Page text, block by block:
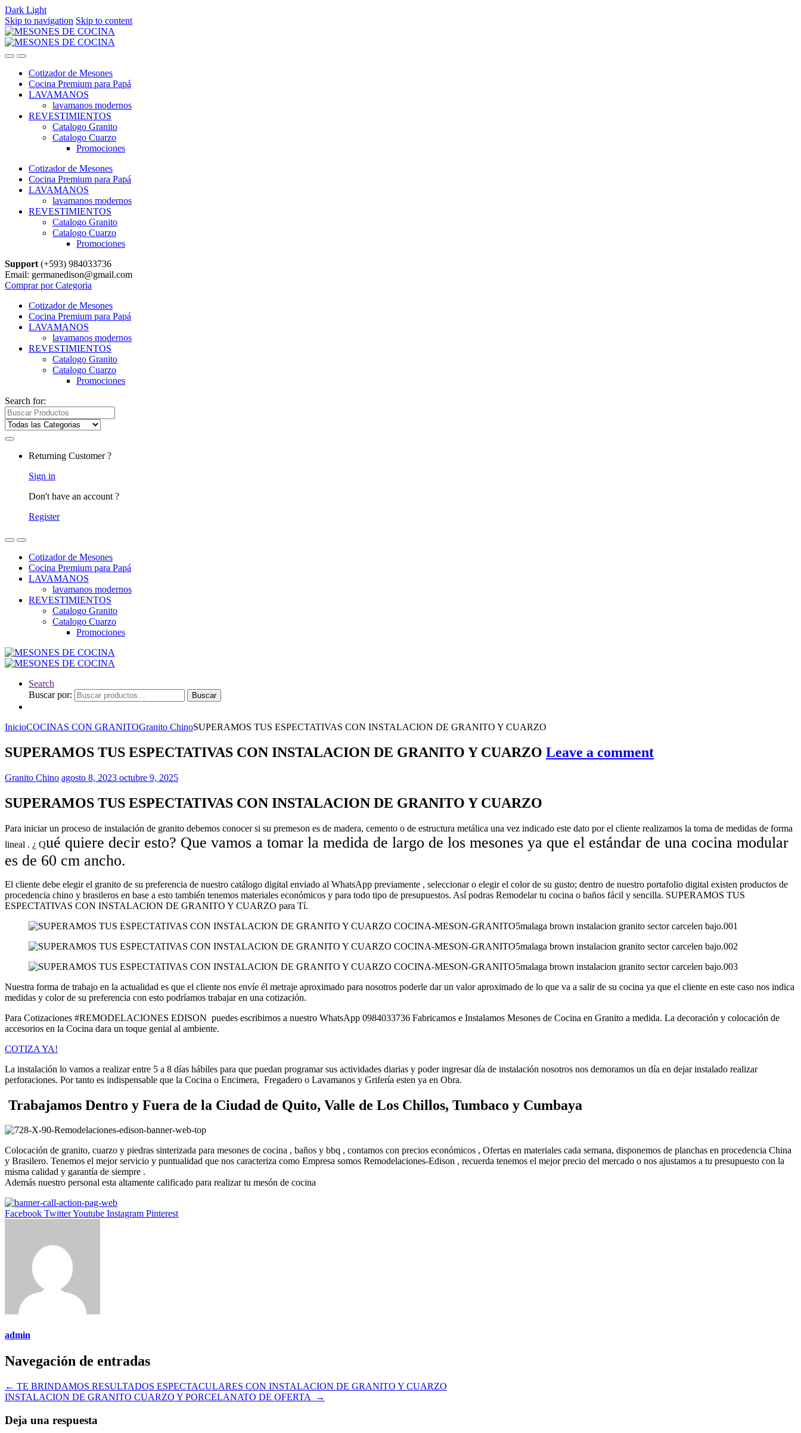
Dark Light
Skip to navigation Skip to content
Cotizador de Mesones
Cocina Premium para Papá
LAVAMANOS
lavamanos modernos
REVESTIMIENTOS
Catalogo Granito
Catalogo Cuarzo
Promociones
Cotizador de Mesones
Cocina Premium para Papá
LAVAMANOS
lavamanos modernos
REVESTIMIENTOS
Catalogo Granito
Catalogo Cuarzo
Promociones
Support (+593) 984033736
Email: germanedison@gmail.com
Comprar por Categoria
Cotizador de Mesones
Cocina Premium para Papá
LAVAMANOS
lavamanos modernos
REVESTIMIENTOS
Catalogo Granito
Catalogo Cuarzo
Promociones
Search for:
Returning Customer ?
Sign in
Don't have an account ?
Register
Cotizador de Mesones
Cocina Premium para Papá
LAVAMANOS
lavamanos modernos
REVESTIMIENTOS
Catalogo Granito
Catalogo Cuarzo
Promociones
Search
Buscar por:
Buscar
InicioCOCINAS CON GRANITOGranito ChinoSUPERAMOS TUS ESPECTATIVAS CON INSTALACION DE GRANITO Y CUARZO
SUPERAMOS TUS ESPECTATIVAS CON INSTALACION DE GRANITO Y CUARZO Leave a comment
Granito Chino agosto 8, 2023 octubre 9, 2025
SUPERAMOS TUS ESPECTATIVAS CON INSTALACION DE GRANITO Y CUARZO
Para iniciar un proceso de instalación de granito debemos conocer si su premeson es de madera, cemento o de estructura metálica una vez indicado este dato por el cliente realizamos la toma de medidas de forma
lineal . ¿ Qué quiere decir esto? Que vamos a tomar la medida de largo de los mesones ya que el estándar de una cocina modular
es de 60 cm ancho.
El cliente debe elegir el granito de su preferencia de nuestro catálogo digital enviado al WhatsApp previamente , seleccionar o elegir el color de su gusto; dentro de nuestro portafolio digital existen productos de
procedencia chino y brasileros en base a esto también tenemos materiales económicos y para todo tipo de presupuestos. Así podras Remodelar tu cocina o baños fácil y sencilla. SUPERAMOS TUS
ESPECTATIVAS CON INSTALACION DE GRANITO Y CUARZO para Tí.
Nuestra forma de trabajo en la actualidad es que el cliente nos envíe él metraje aproximado para nosotros poderle dar un valor aproximado de lo que va a salir de su cocina ya que el cliente en este caso nos indica
medidas y color de su preferencia con esto podríamos trabajar en una cotización.
Para Cotizaciones #REMODELACIONES EDISON puedes escribirnos a nuestro WhatsApp 0984033736 Fabricamos e Instalamos Mesones de Cocina en Granito a medida. La decoración y colocación de
accesorios en la Cocina dara un toque genial al ambiente.
COTIZA YA!
La instalación lo vamos a realizar entre 5 a 8 días hábiles para que puedan programar sus actividades diarias y poder ingresar día de instalación nosotros nos demoramos un día en dejar instalado realizar
perforaciones. Por tanto es indispensable que la Cocina o Encimera, Fregadero o Lavamanos y Grifería esten ya en Obra.
Trabajamos Dentro y Fuera de la Ciudad de Quito, Valle de Los Chillos, Tumbaco y Cumbaya
Colocación de granito, cuarzo y piedras sinterizada para mesones de cocina , baños y bbq , contamos con precios económicos , Ofertas en materiales cada semana, disponemos de planchas en procedencia China
y Brasilero. Tenemos el mejor servicio y puntualidad que nos caracteriza como Empresa somos Remodelaciones-Edison , recuerda tenemos el mejor precio del mercado o nos ajustamos a tu presupuesto con la
misma calidad y garantía de siempre .
Además nuestro personal esta altamente calificado para realizar tu mesón de cocina
Facebook TwitterYoutube Instagram Pinterest
admin
Navegación de entradas
← TE BRINDAMOS RESULTADOS ESPECTACULARES CON INSTALACION DE GRANITO Y CUARZO
INSTALACION DE GRANITO CUARZO Y PORCELANATO DE OFERTA
→
Deja una respuesta